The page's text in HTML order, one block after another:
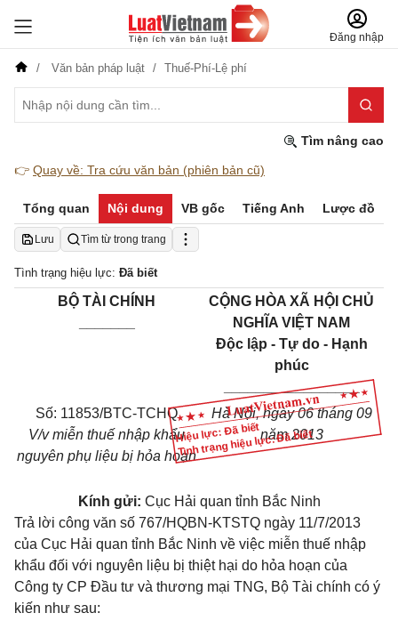
Đăng nhập
Văn bản pháp luật Thuế-Phí-Lệ phí
Tìm nâng cao
👉 Quay về: Tra cứu văn bản (phiên bản cũ)
Tổng quan Nội dung VB gốc Tiếng Anh Lược đồ
Lưu Tìm từ trong trang
Tình trạng hiệu lực: Đã biết
Hiệu lực: Đã biết
Tình trạng hiệu lực: Đã biết
BỘ TÀI CHÍNH
CỘNG HÒA XÃ HỘI CHỦ
NGHĨA VIỆT NAM
Độc lập - Tự do - Hạnh
phúc
_________________
Số: 11853/BTC-TCHQ
V/v miễn thuế nhập khẩu
nguyên phụ liệu bị hỏa hoạn
Hà Nội, ngày 06 tháng 09
năm 2013
Kính gửi: Cục Hải quan tỉnh Bắc Ninh
Trả lời công văn số 767/HQBN-KTSTQ ngày 11/7/2013
của Cục Hải quan tỉnh Bắc Ninh về việc miễn thuế nhập
khẩu đối với nguyên liệu bị thiệt hại do hỏa hoạn của
Công ty CP Đầu tư và thương mại TNG, Bộ Tài chính có ý
kiến như sau: